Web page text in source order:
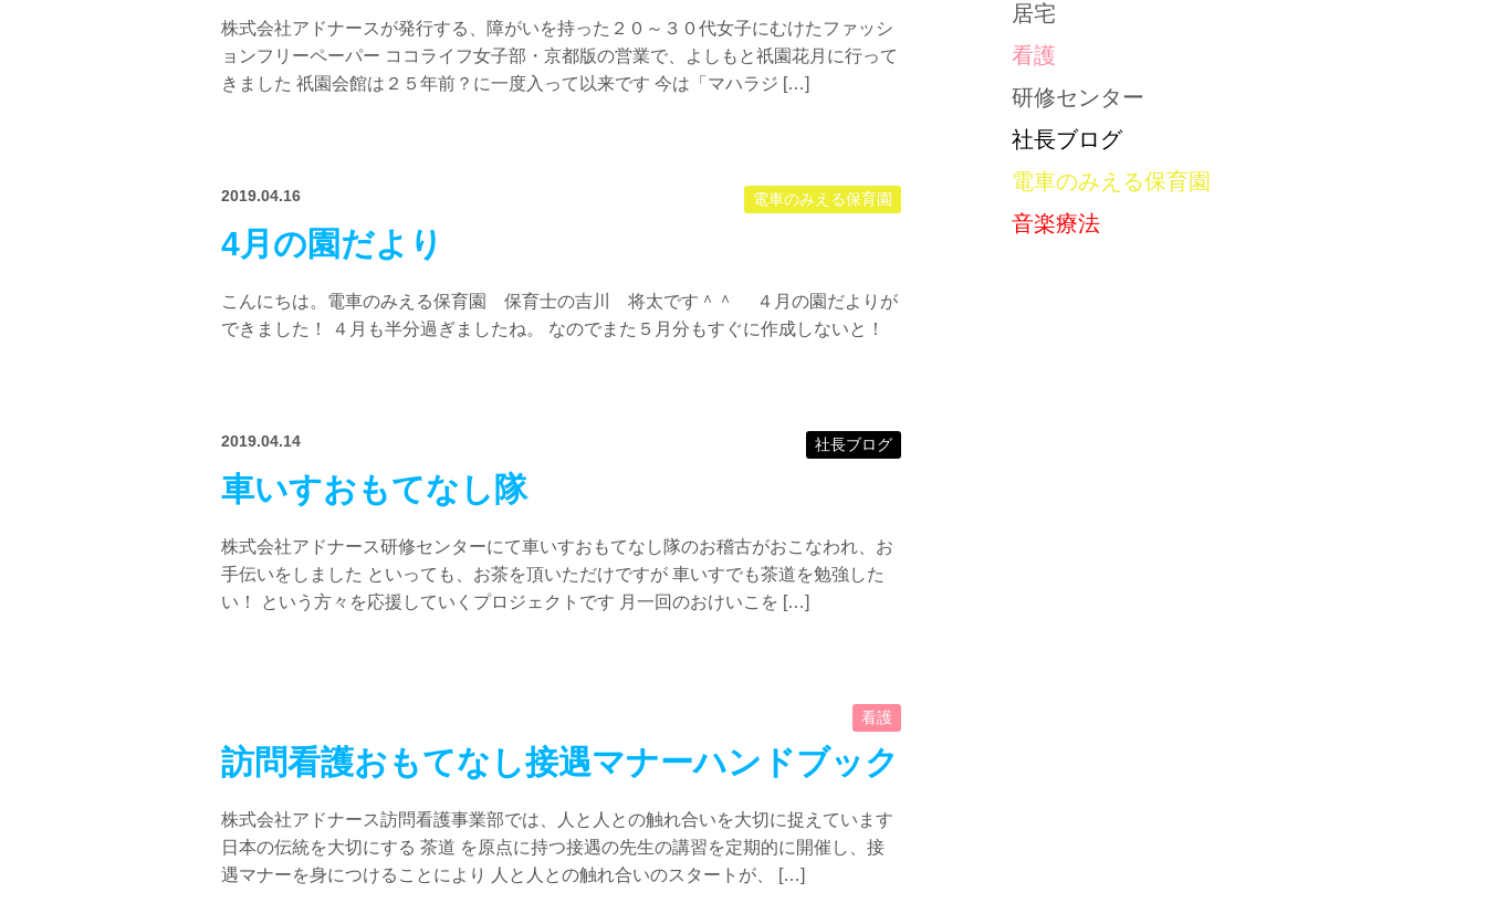
株式会社アドナースが発行する、障がいを持った２０～３０代女子にむけたファッシ
ョンフリーペーパー ココライフ女子部・京都版の営業で、よしもと祇園花月に行って
きました 祇園会館は２５年前？に一度入って以来です 今は「マハラジ […]
2019.04.16 電車のみえる保育園
4月の園だより
こんにちは。電車のみえる保育園 保育士の吉川 将太です＾＾ ４月の園だよりが
できました！ ４月も半分過ぎましたね。 なのでまた５月分もすぐに作成しないと！
2019.04.14 社長ブログ
車いすおもてなし隊
株式会社アドナース研修センターにて車いすおもてなし隊のお稽古がおこなわれ、お
手伝いをしました といっても、お茶を頂いただけですが 車いすでも茶道を勉強した
い！ という方々を応援していくプロジェクトです 月一回のおけいこを […]
看護
訪問看護おもてなし接遇マナーハンドブック
株式会社アドナース訪問看護事業部では、人と人との触れ合いを大切に捉えています
日本の伝統を大切にする 茶道 を原点に持つ接遇の先生の講習を定期的に開催し、接
遇マナーを身につけることにより 人と人との触れ合いのスタートが、 […]
居宅
看護
研修センター
社長ブログ
電車のみえる保育園
音楽療法